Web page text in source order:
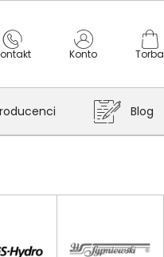
Konto Torba
Blog